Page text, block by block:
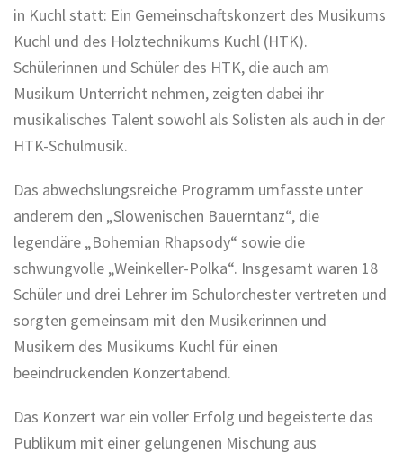
in Kuchl statt: Ein Gemeinschaftskonzert des Musikums
Kuchl und des Holztechnikums Kuchl (HTK).
Schülerinnen und Schüler des HTK, die auch am
Musikum Unterricht nehmen, zeigten dabei ihr
musikalisches Talent sowohl als Solisten als auch in der
HTK-Schulmusik.
Das abwechslungsreiche Programm umfasste unter
anderem den „Slowenischen Bauerntanz“, die
legendäre „Bohemian Rhapsody“ sowie die
schwungvolle „Weinkeller-Polka“. Insgesamt waren 18
Schüler und drei Lehrer im Schulorchester vertreten und
sorgten gemeinsam mit den Musikerinnen und
Musikern des Musikums Kuchl für einen
beeindruckenden Konzertabend.
Das Konzert war ein voller Erfolg und begeisterte das
Publikum mit einer gelungenen Mischung aus